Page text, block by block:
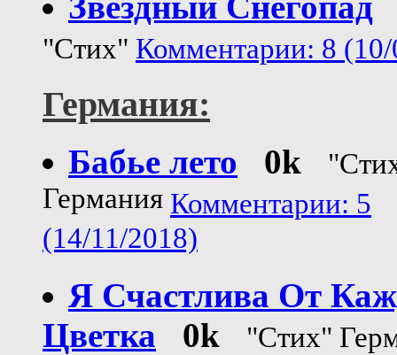
"Стих" Комментарии: 8
Германия:
Бабье лето 0k
Германия Комментарии: 5
(14/11/2018)
Я Счастлива От
Цветка
0k
"Стих"